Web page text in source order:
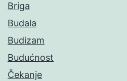
Briga
Budala
Budizam
Budućnost
Čekanje